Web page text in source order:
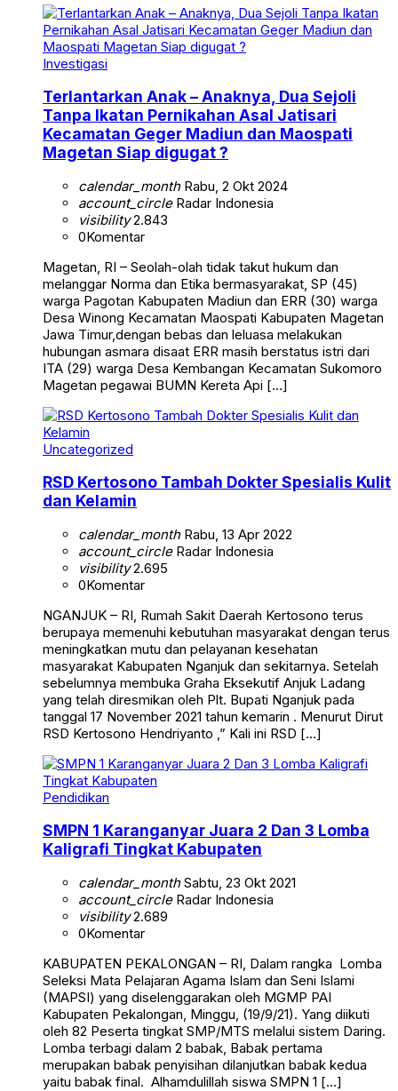
Investigasi
Terlantarkan Anak – Anaknya, Dua Sejoli
Tanpa Ikatan Pernikahan Asal Jatisari
Kecamatan Geger Madiun dan Maospati
Magetan Siap digugat ?
calendar_monthRabu, 2 Okt 2024
account_circleRadar Indonesia
visibility2.843
0Komentar
Magetan, RI – Seolah-olah tidak takut hukum dan
melanggar Norma dan Etika bermasyarakat, SP (45)
warga Pagotan Kabupaten Madiun dan ERR (30) warga
Desa Winong Kecamatan Maospati Kabupaten Magetan
Jawa Timur,dengan bebas dan leluasa melakukan
hubungan asmara disaat ERR masih berstatus istri dari
ITA (29) warga Desa Kembangan Kecamatan Sukomoro
Magetan pegawai BUMN Kereta Api […]
Uncategorized
RSD Kertosono Tambah Dokter Spesialis Kulit
dan Kelamin
calendar_monthRabu, 13 Apr 2022
account_circleRadar Indonesia
visibility2.695
0Komentar
NGANJUK – RI, Rumah Sakit Daerah Kertosono terus
berupaya memenuhi kebutuhan masyarakat dengan terus
meningkatkan mutu dan pelayanan kesehatan
masyarakat Kabupaten Nganjuk dan sekitarnya. Setelah
sebelumnya membuka Graha Eksekutif Anjuk Ladang
yang telah diresmikan oleh Plt. Bupati Nganjuk pada
tanggal 17 November 2021 tahun kemarin . Menurut Dirut
RSD Kertosono Hendriyanto ,” Kali ini RSD […]
Pendidikan
SMPN 1 Karanganyar Juara 2 Dan 3 Lomba
Kaligrafi Tingkat Kabupaten
calendar_monthSabtu, 23 Okt 2021
account_circleRadar Indonesia
visibility2.689
0Komentar
KABUPATEN PEKALONGAN – RI, Dalam rangka Lomba
Seleksi Mata Pelajaran Agama Islam dan Seni Islami
(MAPSI) yang diselenggarakan oleh MGMP PAI
Kabupaten Pekalongan, Minggu, (19/9/21). Yang diikuti
oleh 82 Peserta tingkat SMP/MTS melalui sistem Daring.
Lomba terbagi dalam 2 babak, Babak pertama
merupakan babak penyisihan dilanjutkan babak kedua
yaitu babak final. Alhamdulillah siswa SMPN 1 […]